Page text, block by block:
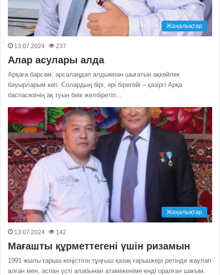
Жаңалықтар
13.07.2024 237
Алар асулары алда
Арқаға барсам, арсалаңдап алдымнан шығатын ақкөйлек
бауырларым көп. Солардың бірі, әрі бірегейі – қазіргі Арқа
баспасөзінің ақ туын биік желбіретіп…
Жаңалықтар
13.07.2024 142
Мағашты құрметтегені үшін ризамын
1991 жылы ғарыш кеңістігін тұңғыш қазақ ғарышкері ретінде жаулап
алған мен, аспан үсті алабынан атамекеніме енді оралған шағым.